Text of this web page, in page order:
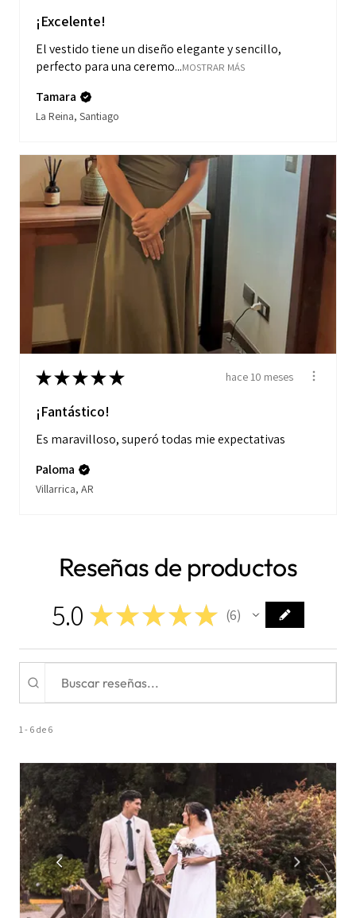
¡Excelente!
El vestido tiene un diseño elegante y sencillo,
perfecto para una ceremo...MOSTRAR MÁS
Tamara
La Reina, Santiago
★★★★★ hace 10 meses
¡Fantástico!
Es maravilloso, superó todas mie expectativas
Paloma
Villarrica, AR
Reseñas de productos
5.0 ★★★★★ 6
6
1 - 6 de 6